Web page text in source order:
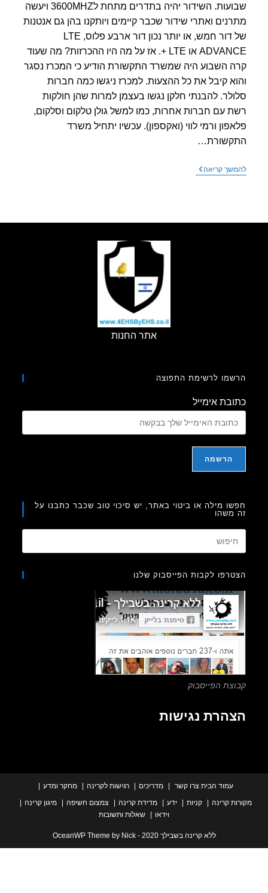
שבועות. השידור יהיה בתדרים מתחת ל3600MHZ ויעשה
ואתרי שידור שכבר קיימים ויותקנו בהן גם אנטנות
של דור חמש, או יותר נכון דור ארבע פלוס, LTE
ADVANCE או LTE +. אז על מה היו ההכרזות? מה שעוד
השבוע היה שמשרד התקשורת הודיע כי המכרז נסגר
קיבל את כל ההצעות. למכרז ניגשו כמה חברות
להבנתי חלקן נגשו בעצמן למרות שהן חולקות
עם חברות אחרות, כמו למשל גולן טלקום וסלקום,
ורמי לווי (ואקספון). עכשיו יתחיל משרד
קריאהעדכון
אתר החנות
לרשימת התפוצה
אימייל
מילה או ביטוי באתר, יש סיכוי טוב שכבר כתבנו על
Escape
לקבות הפייסבוק שלנו
הפייסבוק
נגישות
עמוד הבית צרו קשר מדריכים רגישות לקרינה
מחקר ומדע
קרינה
קניות ידע מדידת קרינה צמצום חשיפה
מיגון קרינה
שאלות ותשובות
ללא קרינה בשבילך 2020 - OceanWP Theme by Nick